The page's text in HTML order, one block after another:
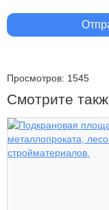
Просмотров: 1545
Смотрите